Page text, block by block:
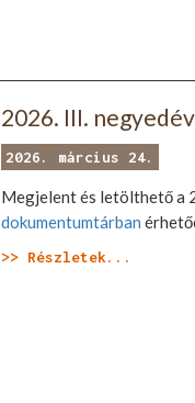
2026. III.
2026. március 24.
Megjelent és letölthető a
dokumentumtárban
>> Részletek...